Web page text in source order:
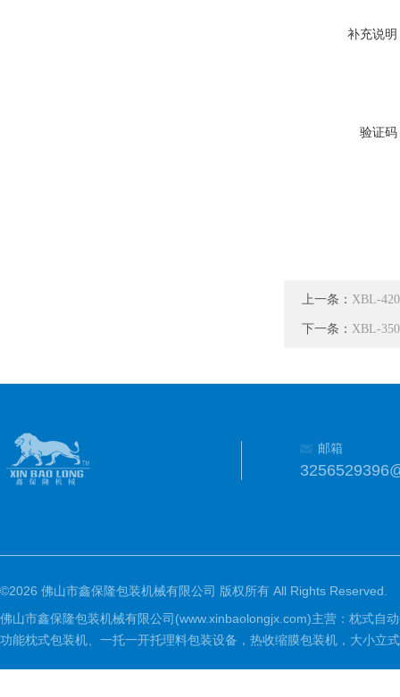
补充说明
验证码
上一条： XBL-
下一条： XBL-
邮箱
©2026 佛山市鑫保隆包装机械有限公司 版权所有 All Rights Reserved.
佛山市鑫保隆包装机械有限公司(www.xinbaolongjx.com)主营：枕式自
功能枕式包装机、一托一开托理料包装设备，热收缩膜包装机，大小立